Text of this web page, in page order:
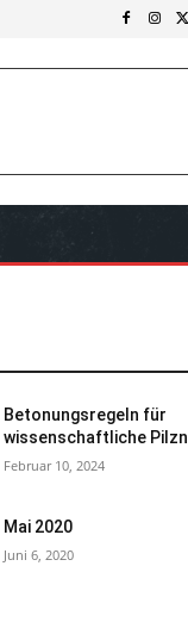
Betonungsregeln für
wissenschaftliche
Februar 10, 2024
Mai 2020
Juni 6, 2020